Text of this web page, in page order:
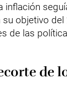
inflación
objetivo del
de las
de